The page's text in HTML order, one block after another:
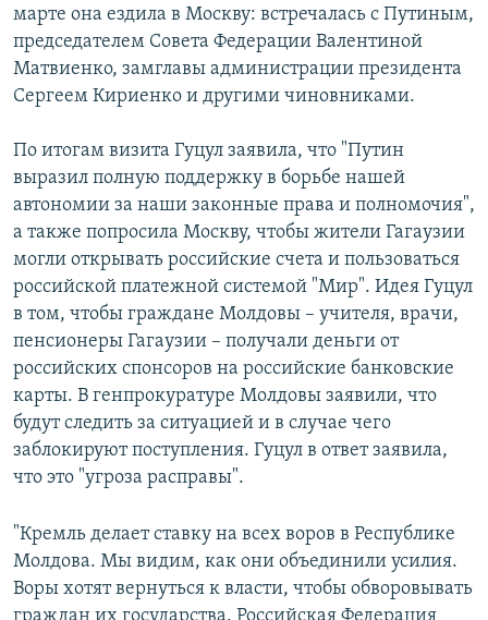
марте она ездила в Москву: встречалась с Путиным,
председателем Совета Федерации Валентиной
Матвиенко, замглавы администрации президента
Сергеем Кириенко и другими чиновниками.
По итогам визита Гуцул заявила, что "Путин
выразил полную поддержку в борьбе нашей
автономии за наши законные права и полномочия",
а также попросила Москву, чтобы жители Гагаузии
могли открывать российские счета и пользоваться
российской платежной системой "Мир". Идея Гуцул
в том, чтобы граждане Молдовы – учителя, врачи,
пенсионеры Гагаузии – получали деньги от
российских спонсоров на российские банковские
карты. В генпрокуратуре Молдовы заявили, что
будут следить за ситуацией и в случае чего
заблокируют поступления. Гуцул в ответ заявила,
что это "угроза расправы".
"Кремль делает ставку на всех воров в Республике
Молдова. Мы видим, как они объединили усилия.
Воры хотят вернуться к власти, чтобы обворовывать